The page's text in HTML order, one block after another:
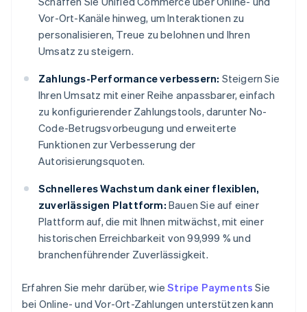
Vor-Ort-Kanäle hinweg, um Interaktionen zu
personalisieren, Treue zu belohnen und Ihren
Umsatz zu steigern.
Zahlungs-Performance verbessern: Steigern Sie
Ihren Umsatz mit einer Reihe anpassbarer, einfach
zu konfigurierender Zahlungstools, darunter No-
Code-Betrugsvorbeugung und erweiterte
Funktionen zur Verbesserung der
Autorisierungsquoten.
Schnelleres Wachstum dank einer flexiblen,
zuverlässigen Plattform: Bauen Sie auf einer
Plattform auf, die mit Ihnen mitwächst, mit einer
historischen Erreichbarkeit von 99,999 % und
branchenführender Zuverlässigkeit.
Erfahren Sie mehr darüber, wieStripe Payments Sie
bei Online- und Vor-Ort-Zahlungen unterstützen kann